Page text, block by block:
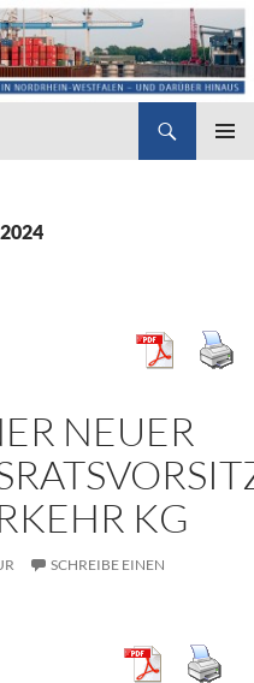
NEUER
KG
SCHREIBE EINEN